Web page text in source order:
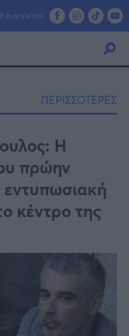
Αυγούστου
ΠΕΡΙΣΣΟΤΕΡΕΣ
Η
πρώην
κέντρο της